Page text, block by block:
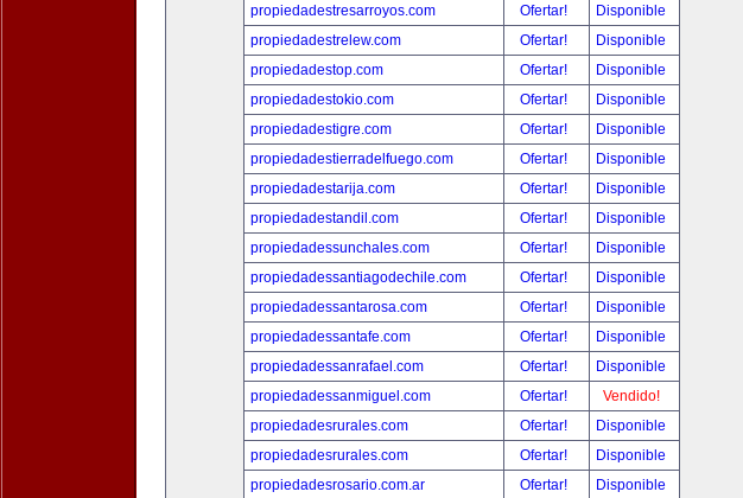
propiedadestresarroyos.com
Ofertar!
Disponible
propiedadestrelew.com
Ofertar!
Disponible
propiedadestop.com
Ofertar!
Disponible
propiedadestokio.com
Ofertar!
Disponible
propiedadestigre.com
Ofertar!
Disponible
propiedadestierradelfuego.com
Ofertar!
Disponible
propiedadestarija.com
Ofertar!
Disponible
propiedadestandil.com
Ofertar!
Disponible
propiedadessunchales.com
Ofertar!
Disponible
propiedadessantiagodechile.com
Ofertar!
Disponible
propiedadessantarosa.com
Ofertar!
Disponible
propiedadessantafe.com
Ofertar!
Disponible
propiedadessanrafael.com
Ofertar!
Disponible
propiedadessanmiguel.com
Ofertar!
Vendido!
propiedadesrurales.com
Ofertar!
Disponible
propiedadesrurales.com
Ofertar!
Disponible
propiedadesrosario.com.ar
Ofertar!
Disponible